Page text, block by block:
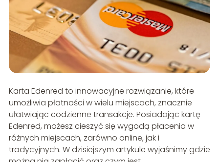
Karta Edenred to innowacyjne rozwiązanie, które
umożliwia płatności w wielu miejscach, znacznie
ułatwiając codzienne transakcje. Posiadając kartę
Edenred, możesz cieszyć się wygodą płacenia w
różnych miejscach, zarówno online, jak i
tradycyjnych. W dzisiejszym artykule wyjaśnimy gdzie